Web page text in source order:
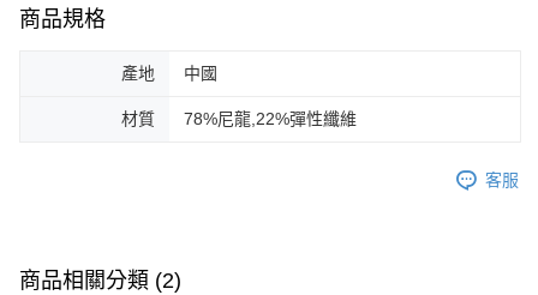
商品規格
產地 中國
材質 78%尼龍,22%彈性纖維
客服
商品相關分類 (2)